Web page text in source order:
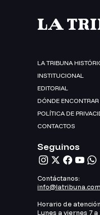
LA TRIBUNA
INSTITUCIONAL
EDITORIAL
DÓNDE
POLÍTICA DE
CONTACTOS
Seguinos
Contáctanos:
Horario de
Lunes a viernes 7 a